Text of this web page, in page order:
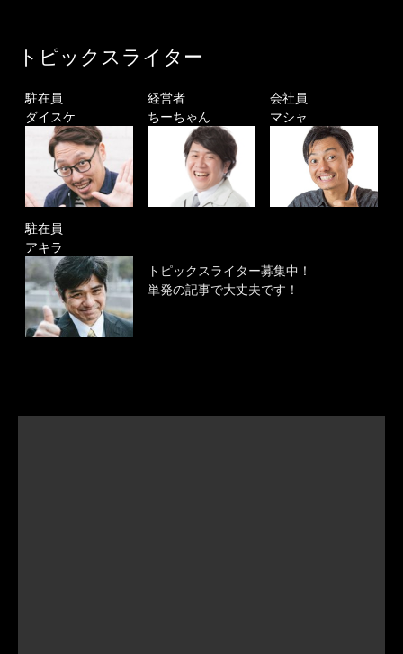
トピックスライター
駐在員
ダイスケ
経営者
ちーちゃん
会社員
マシャ
駐在員
アキラ
トピックスライター募集中！
単発の記事で大丈夫です！